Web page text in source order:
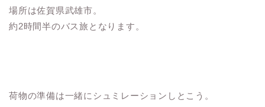
場所は佐賀県武雄市。
約2時間半のバス旅となります。
荷物の準備は一緒にシュミレーションしとこう。